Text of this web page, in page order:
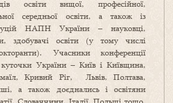
освіти вищої, професійної,
середньої освіти, а також із
НАПН України – науковці,
здобувачі освіти (у тому числі
Учасники конференції
куточки України – Київ і Київщина,
Кривий Ріг, Львів, Полтава,
а також доєднались і освітяни